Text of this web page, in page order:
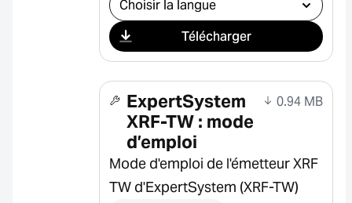
Télécharger
ExpertSystem
XRF-TW : mode
d’emploi
0.94 MB
Mode d'emploi de l'émetteur XRF
TW d'ExpertSystem (XRF-TW)